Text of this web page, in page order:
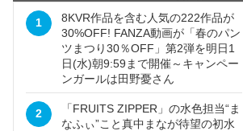
1
8KVR作品を含む人気の222作品が
30%OFF! FANZA動画が「春のパン
ツまつり30％OFF」第2弾を明日1
日(水)朝9:59まで開催～キャンペー
ンガールは田野憂さん
2
「FRUITS ZIPPER」の水色担当“ま
なふぃ”こと真中まなが待望の初水